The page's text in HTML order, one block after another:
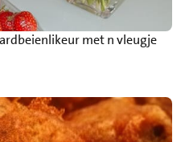
met n vleugje